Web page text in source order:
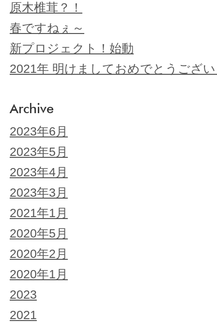
原木椎茸？！
春ですねぇ～
新プロジェクト！始動
2021年 明けましておめでとうござ
Archive
2023年6月
2023年5月
2023年4月
2023年3月
2021年1月
2020年5月
2020年2月
2020年1月
2023
2021